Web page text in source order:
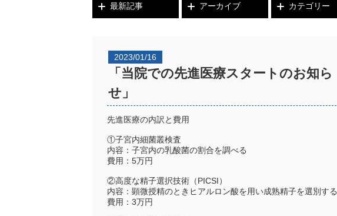
最新記事 アーカイブ カテゴリー
2023/01/16
「当院での先進医療スタートのお知ら
せ」
先進医療の内訳と費用
①子宮内細菌叢検査
内容：子宮内の乳酸菌の割合を調べる
費用：5万円
②高度な精子選択技術（PICSI）
内容：顕微授精のときヒアルロン酸を用い成熟精子を選別する
費用：3万円